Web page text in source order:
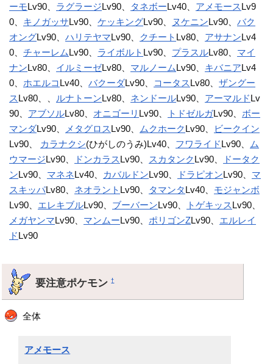
ーモLv90、 ラグラージLv90、 タネボーLv40、 アメモースLv9
0、 キノガッサLv90、ケッキングLv90、 ヌケニンLv90、バク
オングLv90、ハリテヤマLv90、 クチート Lv80、 アサナンLv4
0、チャーレムLv90、 ライボルト Lv90、 プラスルLv80、 マイ
ナンLv80、 イルミーゼLv80、 マルノームLv90、 キバニアLv4
0、 ホエルコ Lv40、バクーダLv90、 コータスLv80、ザングー
スLv80、、 ルナトーンLv80、 ネンドールLv90、 アーマルドLv
90、 アブソルLv80、 オニゴーリ Lv90、 トドゼルガLv90、 ボー
マンダLv90、 メタグロスLv90、 ムクホークLv90、
ビークイン
Lv90、
カラナクシ(ひがしのうみ)Lv40、 フワライドLv90、
ム
ウマージLv90、 ドンカラスLv90、 スカタンクLv90、
ドータク
ンLv90、 マネネLv40、 カバルドンLv90、 ドラピオンLv90、 マ
スキッパLv80、 ネオラント Lv90、 タマンタLv40、 モジャンボ
Lv90、 エレキブルLv90、 ブーバーンLv90、 トゲキッスLv90、
メガヤンマLv90、 マンムーLv90、 ポリゴンZLv90、 エルレイ
ドLv90
要注意ポケモン†
全体
アメモース